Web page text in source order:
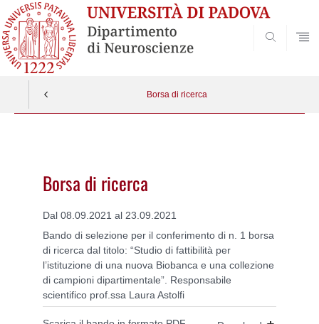
Borsa di ricerca
Borsa di ricerca
Dal 08.09.2021 al 23.09.2021
Bando di selezione per il conferimento di n. 1 borsa
di ricerca dal titolo: “Studio di fattibilità per
l’istituzione di una nuova Biobanca e una collezione
di campioni dipartimentale”. Responsabile
scientifico prof.ssa Laura Astolfi